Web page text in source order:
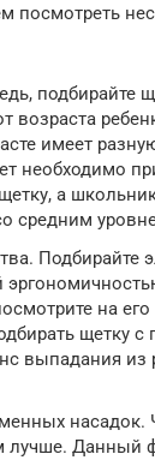
посмотреть
подбирайте
возраста
имеет
необходимо
а
средним
Подбирайте
на
щетку с
выпадания из
насадок.
лучше. Данный